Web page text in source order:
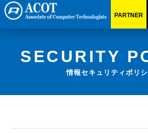
PARTNER
SECURITY
情報セキュリティポリ